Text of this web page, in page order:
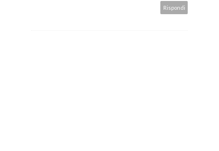
Rispondi